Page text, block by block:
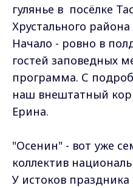
гулянье в посёлке
Хрустального
Начало - ровно в
гостей заповедных
программа. С
наш внештатный
Ерина.
"Осенин" - вот уже
коллектив
У истоков